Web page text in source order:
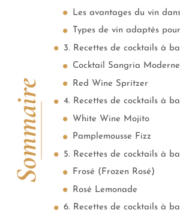
Sommaire
Les avantages du vin
Types de vin adaptés
3. Recettes de cocktails à
Cocktail Sangria Moderne
Red Wine Spritzer
4. Recettes de cocktails à
White Wine Mojito
Pamplemousse Fizz
5. Recettes de cocktails à
Frosé (Frozen Rosé)
Rosé Lemonade
6. Recettes de cocktails à